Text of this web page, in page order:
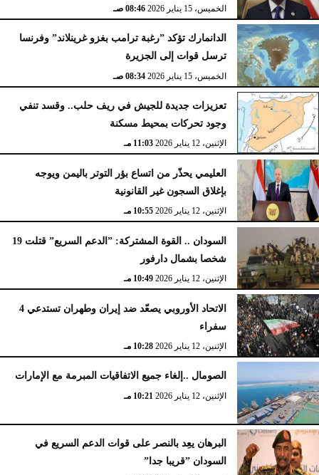
الخميس، 15 يناير 2026 08:46 صـ
الدانمارك تؤكد ”رغبة ترامب بغزو غرينلاند” وفرنسا
ترسل قوات إلى الجزيرة
الخميس، 15 يناير 2026 08:34 صـ
تعزيزات جديدة للجيش في ريف حلب.. وقسد تنفي
وجود تحركات بمحيط مسكنة
الإثنين، 12 يناير 2026 11:03 مـ
العليمي يحذّر من اتساع بؤر التوتر باليمن ويوجه
بإغلاق السجون غير القانونية
الإثنين، 12 يناير 2026 10:55 مـ
السودان .. القوة المشتركة: ”الدعم السريع” قتلت 19
شخصا بشمال دارفور
الإثنين، 12 يناير 2026 10:49 مـ
الاتحاد الأوروبي يصعّد ضد إيران وطهران تستدعي 4
سفراء
الإثنين، 12 يناير 2026 10:28 مـ
الصومال ..إلغاء جميع الاتفاقيات المبرمة مع الإمارات
الإثنين، 12 يناير 2026 10:21 مـ
البرهان يعِد بالنصر على قوات الدعم السريع في
السودان ”قريبا جدا”